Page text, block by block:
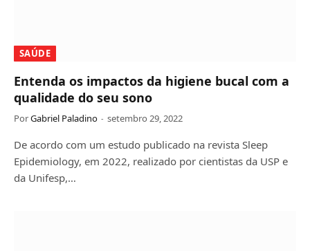
SAÚDE
Entenda os impactos da higiene bucal com a
qualidade do seu sono
PorGabriel Paladino setembro 29, 2022
De acordo com um estudo publicado na revista Sleep
Epidemiology, em 2022, realizado por cientistas da USP e
da Unifesp,…